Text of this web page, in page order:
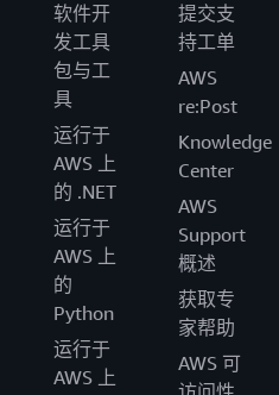
软件开
发工具
包与工
具
运行于
AWS 上
的 .NET
运行于
AWS 上
的
Python
运行于
AWS 上
提交支
持工单
AWS
re:Post
Knowledge
Center
AWS
Support
概述
获取专
家帮助
AWS 可